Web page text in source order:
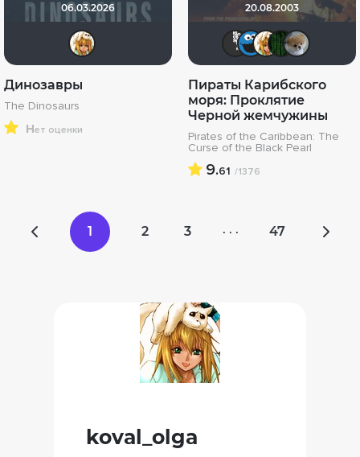
06.03.2026
Динозавры
The Dinosaurs
нет оценки
20.08.2003
Пираты Карибского
моря: Проклятие
Черной жемчужины
Pirates of the Caribbean: The
Curse of the Black Pearl
9.61 /1376
1 2 3 · · · 47
koval_olga